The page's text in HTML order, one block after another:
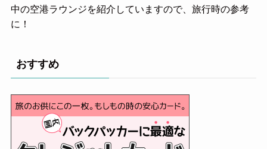
中の空港ラウンジを紹介していますので、旅行時の参考
に！
おすすめ